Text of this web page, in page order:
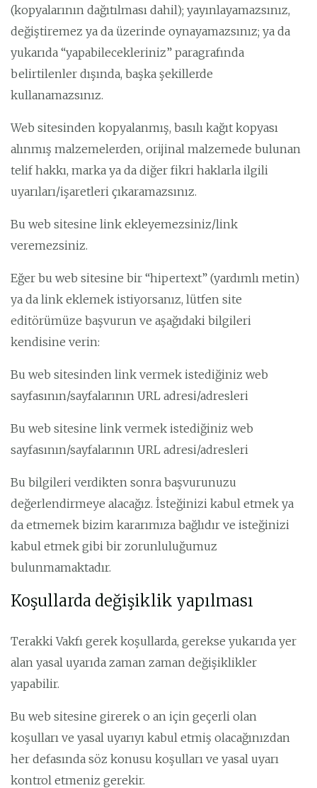
(kopyalarının dağıtılması dahil); yayınlayamazsınız,
değiştiremez ya da üzerinde oynayamazsınız; ya da
yukarıda “yapabilecekleriniz” paragrafında
belirtilenler dışında, başka şekillerde
kullanamazsınız.
Web sitesinden kopyalanmış, basılı kağıt kopyası
alınmış malzemelerden, orijinal malzemede bulunan
telif hakkı, marka ya da diğer fikri haklarla ilgili
uyarıları/işaretleri çıkaramazsınız.
Bu web sitesine link ekleyemezsiniz/link
veremezsiniz.
Eğer bu web sitesine bir “hipertext” (yardımlı metin)
ya da link eklemek istiyorsanız, lütfen site
editörümüze başvurun ve aşağıdaki bilgileri
kendisine verin:
Bu web sitesinden link vermek istediğiniz web
sayfasının/sayfalarının URL adresi/adresleri
Bu web sitesine link vermek istediğiniz web
sayfasının/sayfalarının URL adresi/adresleri
Bu bilgileri verdikten sonra başvurunuzu
değerlendirmeye alacağız. İsteğinizi kabul etmek ya
da etmemek bizim kararımıza bağlıdır ve isteğinizi
kabul etmek gibi bir zorunluluğumuz
bulunmamaktadır.
Koşullarda değişiklik yapılması
Terakki Vakfı gerek koşullarda, gerekse yukarıda yer
alan yasal uyarıda zaman zaman değişiklikler
yapabilir.
Bu web sitesine girerek o an için geçerli olan
koşulları ve yasal uyarıyı kabul etmiş olacağınızdan
her defasında söz konusu koşulları ve yasal uyarı
kontrol etmeniz gerekir.